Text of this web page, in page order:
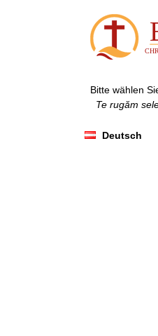
Bitte wählen
Te rugăm
Deutsch